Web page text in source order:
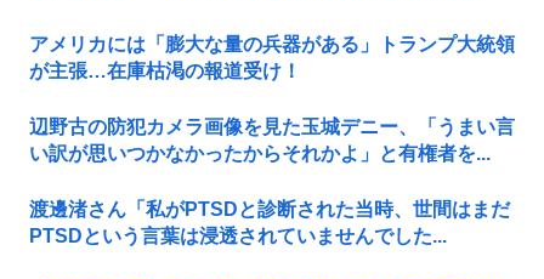
アメリカには「膨大な量の兵器がある」トランプ大統領
が主張…在庫枯渇の報道受け！
辺野古の防犯カメラ画像を見た玉城デニー、「うまい言
い訳が思いつかなかったからそれかよ」と有権者を...
渡邊渚さん「私がPTSDと診断された当時、世間はまだ
PTSDという言葉は浸透されていませんでした...